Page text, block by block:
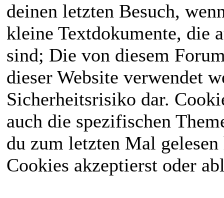
deinen letzten Besuch,
kleine Textdokumente, die
sind; Die von diesem
dieser Website verwendet
Sicherheitsrisiko dar.
auch die spezifischen
du zum letzten Mal
Cookies akzeptierst oder